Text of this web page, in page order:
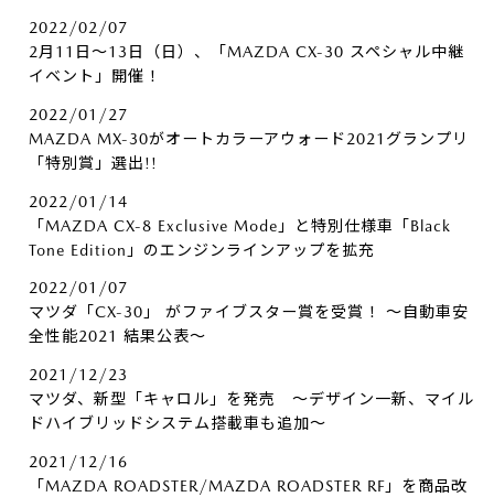
2022/02/07
2月11日～13日（日）、「MAZDA CX-30 スペシャル中継
イベント」開催！
2022/01/27
MAZDA MX-30がオートカラーアウォード2021グランプリ
「特別賞」選出!!
2022/01/14
「MAZDA CX-8 Exclusive Mode」と特別仕様車「Black
Tone Edition」のエンジンラインアップを拡充
2022/01/07
マツダ「CX-30」 がファイブスター賞を受賞！ ～自動車安
全性能2021 結果公表～
2021/12/23
マツダ、新型「キャロル」を発売 ～デザイン一新、マイル
ドハイブリッドシステム搭載車も追加～
2021/12/16
「MAZDA ROADSTER/MAZDA ROADSTER RF」を商品改